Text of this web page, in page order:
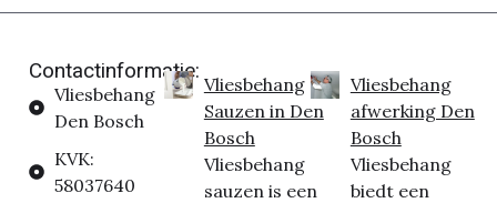
Contactinformatie:
Vliesbehang
Den Bosch
KVK:
58037640
Vliesbehang
Sauzen in Den
Bosch
Vliesbehang
sauzen is een
Vliesbehang
afwerking Den
Bosch
Vliesbehang
biedt een